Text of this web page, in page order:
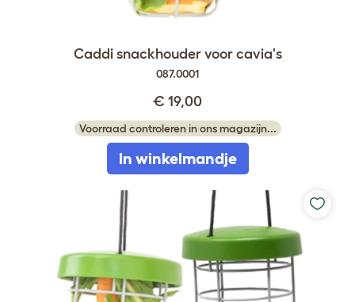
Caddi snackhouder voor cavia's
087.0001
€ 19,00
Voorraad controleren in ons magazijn...
In winkelmandje